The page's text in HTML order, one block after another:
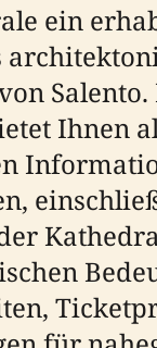
ein
Salento.
Ihnen